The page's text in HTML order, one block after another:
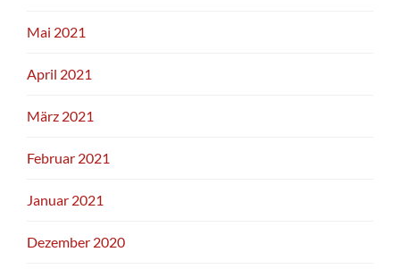
Mai 2021
April 2021
März 2021
Februar 2021
Januar 2021
Dezember 2020